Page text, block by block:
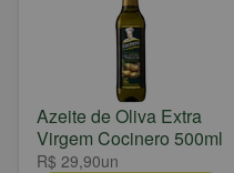
Azeite de Oliva Extra
Virgem Cocinero 500ml
R$ 29,90un